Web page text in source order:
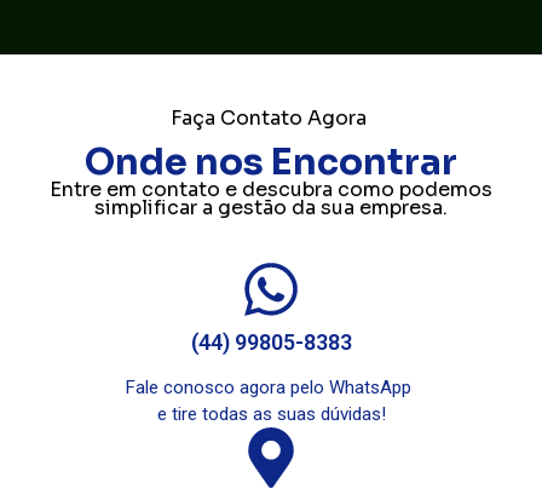
Faça Contato Agora
Onde nos Encontrar
Entre em contato e descubra como podemos
simplificar a gestão da sua empresa.
(44) 99805-8383
Fale conosco agora pelo WhatsApp
e tire todas as suas dúvidas!